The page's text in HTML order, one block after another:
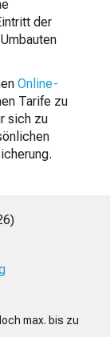
der
Online-
Tarife zu
sich zu
)
max. bis zu